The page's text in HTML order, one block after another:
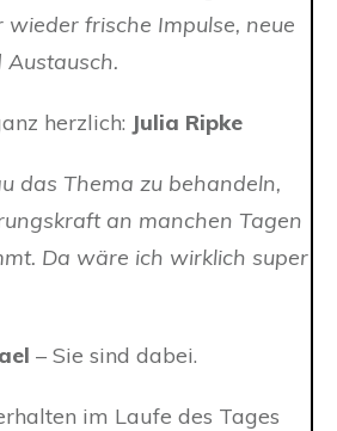
frische Impulse, neue
Austausch.
herzlich: Julia Ripke
das Thema zu behandeln,
an manchen Tagen
Da wäre ich wirklich super
– Sie sind dabei.
im Laufe des Tages